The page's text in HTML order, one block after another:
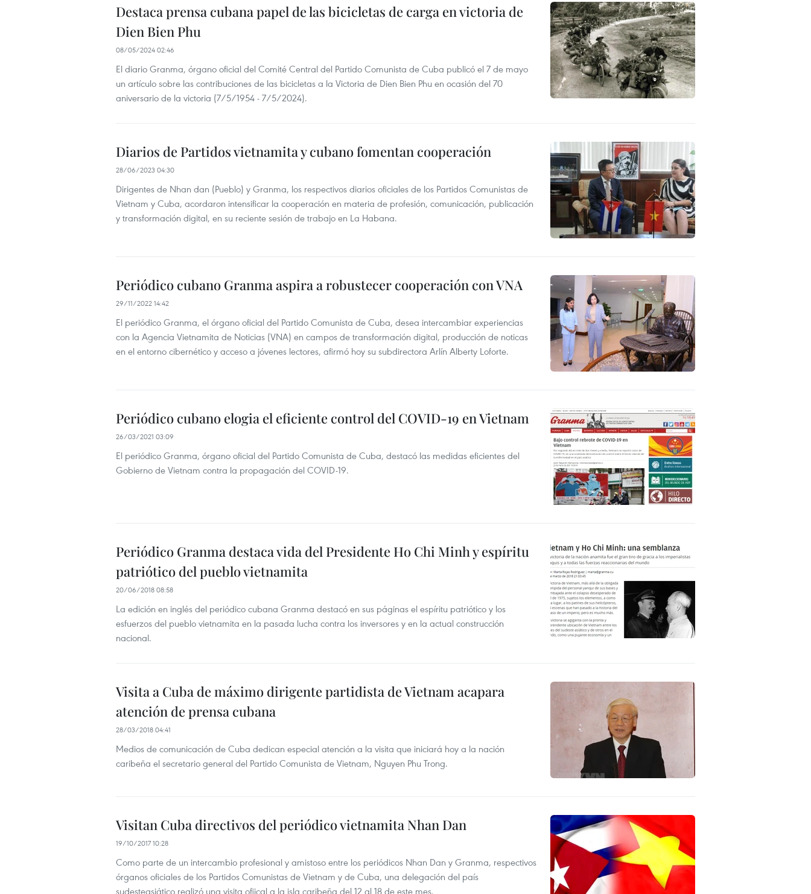
Destaca prensa cubana papel de las bicicletas de carga en victoria de
Dien Bien Phu
08/05/2024 02:46
El diario Granma, órgano oficial del Comité Central del Partido Comunista de Cuba publicó el 7 de mayo
un artículo sobre las contribuciones de las bicicletas a la Victoria de Dien Bien Phu en ocasión del 70
aniversario de la victoria (7/5/1954 - 7/5/2024).
Diarios de Partidos vietnamita y cubano fomentan cooperación
28/06/2023 04:30
Dirigentes de Nhan dan (Pueblo) y Granma, los respectivos diarios oficiales de los Partidos Comunistas de
Vietnam y Cuba, acordaron intensificar la cooperación en materia de profesión, comunicación, publicación
y transformación digital, en su reciente sesión de trabajo en La Habana.
Periódico cubano Granma aspira a robustecer cooperación con VNA
29/11/2022 14:42
El periódico Granma, el órgano oficial del Partido Comunista de Cuba, desea intercambiar experiencias
con la Agencia Vietnamita de Noticias (VNA) en campos de transformación digital, producción de noticas
en el entorno cibernético y acceso a jóvenes lectores, afirmó hoy su subdirectora Arlín Alberty Loforte.
Periódico cubano elogia el eficiente control del COVID-19 en Vietnam
26/03/2021 03:09
El periódico Granma, órgano oficial del Partido Comunista de Cuba, destacó las medidas eficientes del
Gobierno de Vietnam contra la propagación del COVID-19.
Periódico Granma destaca vida del Presidente Ho Chi Minh y espíritu
patriótico del pueblo vietnamita
20/06/2018 08:58
La edición en inglés del periódico cubana Granma destacó en sus páginas el espíritu patriótico y los
esfuerzos del pueblo vietnamita en la pasada lucha contra los inversores y en la actual construcción
nacional.
Visita a Cuba de máximo dirigente partidista de Vietnam acapara
atención de prensa cubana
28/03/2018 04:41
Medios de comunicación de Cuba dedican especial atención a la visita que iniciará hoy a la nación
caribeña el secretario general del Partido Comunista de Vietnam, Nguyen Phu Trong.
Visitan Cuba directivos del periódico vietnamita Nhan Dan
19/10/2017 10:28
Como parte de un intercambio profesional y amistoso entre los periódicos Nhan Dan y Granma, respectivos
órganos oficiales de los Partidos Comunistas de Vietnam y de Cuba, una delegación del país
sudesteasiático realizó una visita ofiical a la isla caribeña del 12 al 18 de este mes.